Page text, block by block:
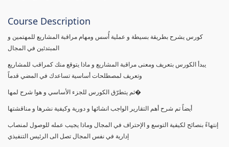
Course Description
كورس يشرح بطريقة بسيطة و عملية أُسس ومهام مراقبة المشاريع للمهتمين و
المبتدئين في المجال
يبدأ الكورس بتعريف ومعنى مراقبة المشاريع و ماذا يتوقع منك كمراقب للمشاريع
وتعريف لمصطلحات أساسية تساعدك في المضي قدماً
ثم يتطرّق الكورس للجزء الأساسي و هوا شرح لمها�
أيضاً تم شرح أهم التقارير الواجب انشائها و دورية وكيفية نشرها و مناقشتها
إنتهاءً بنصائح لكيفية التوسع و الإحتراف في المجال وماذا يجيب عمله للوصول لمنصاب
إدارية في نفس المجال تصل الى الرئيس التنفيذي